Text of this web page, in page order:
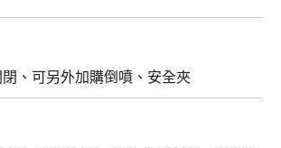
、可另外加購倒噴、安全夾